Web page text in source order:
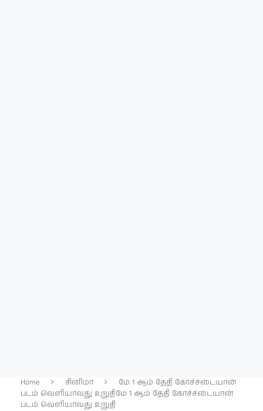
Home சினிமா
மே 1 ஆம் தேதி கோச்சடையான்
படம் வெளியாவது உறுதிமே 1 ஆம் தேதி கோச்சடையான்
படம் வெளியாவது உறுதி